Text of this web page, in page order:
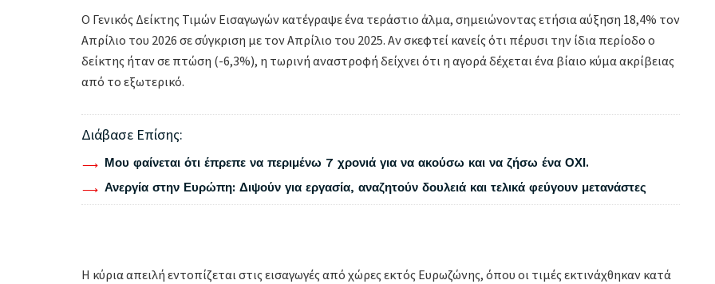
Ο Γενικός Δείκτης Τιμών Εισαγωγών κατέγραψε ένα τεράστιο άλμα, σημειώνοντας ετήσια αύξηση 18,4% τον
Απρίλιο του 2026 σε σύγκριση με τον Απρίλιο του 2025. Αν σκεφτεί κανείς ότι πέρυσι την ίδια περίοδο ο
δείκτης ήταν σε πτώση (-6,3%), η τωρινή αναστροφή δείχνει ότι η αγορά δέχεται ένα βίαιο κύμα ακρίβειας
από το εξωτερικό.
Διάβασε Επίσης:
Μου φαίνεται ότι έπρεπε να περιμένω 7 χρονιά για να ακούσω και να ζήσω ένα ΟΧΙ.
Ανεργία στην Ευρώπη: Διψούν για εργασία, αναζητούν δουλειά και τελικά φεύγουν μετανάστες
Η κύρια απειλή εντοπίζεται στις εισαγωγές από χώρες εκτός Ευρωζώνης, όπου οι τιμές εκτινάχθηκαν κατά